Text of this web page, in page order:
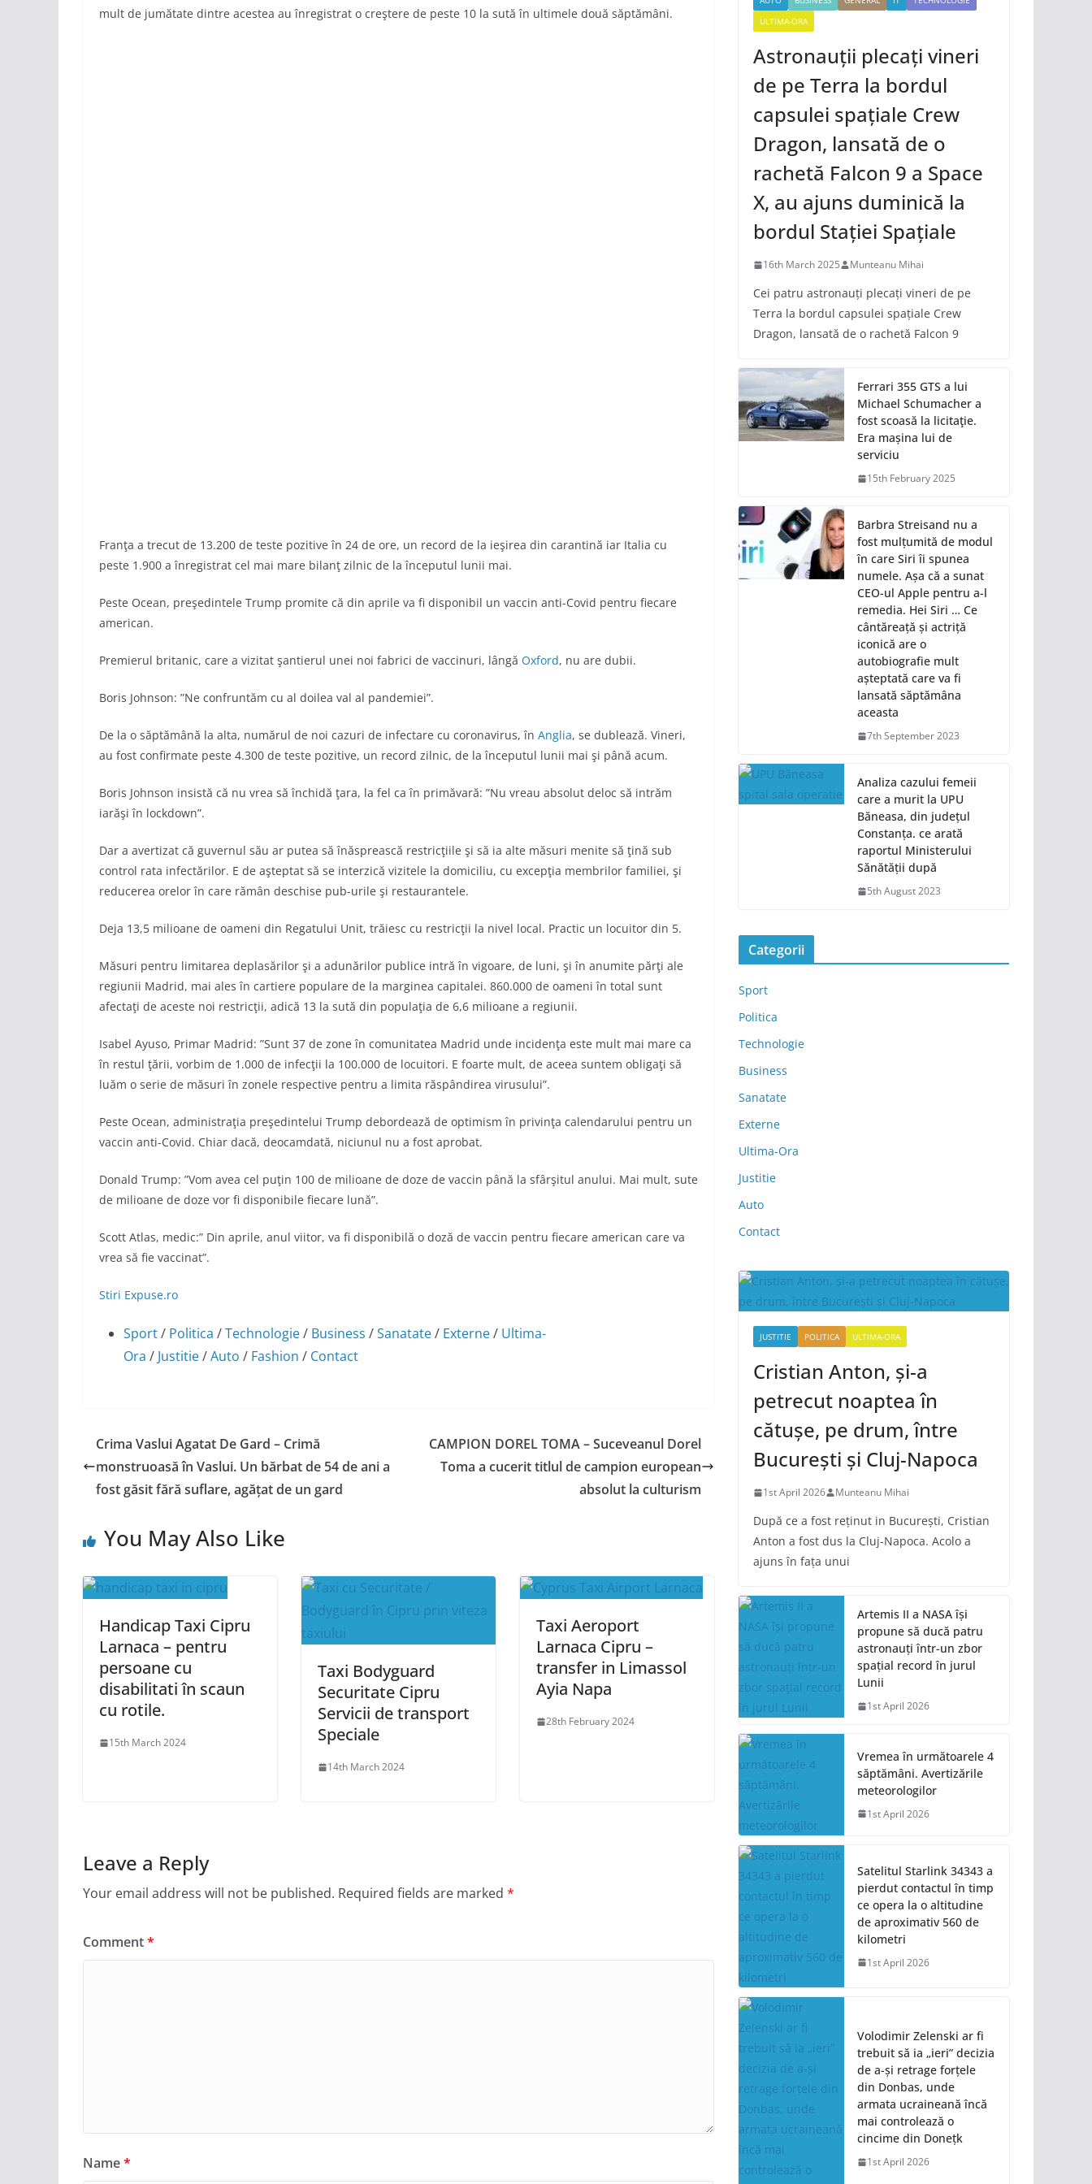
mult de jumătate dintre acestea au înregistrat o creştere de peste 10 la sută în ultimele două săptămâni.
Franţa a trecut de 13.200 de teste pozitive în 24 de ore, un record de la ieşirea din carantină iar Italia cu
peste 1.900 a înregistrat cel mai mare bilanţ zilnic de la începutul lunii mai.
Peste Ocean, preşedintele Trump promite că din aprile va fi disponibil un vaccin anti-Covid pentru fiecare
american.
Premierul britanic, care a vizitat şantierul unei noi fabrici de vaccinuri, lângă Oxford, nu are dubii.
Boris Johnson: ”Ne confruntăm cu al doilea val al pandemiei”.
De la o săptămână la alta, numărul de noi cazuri de infectare cu coronavirus, în Anglia, se dublează. Vineri,
au fost confirmate peste 4.300 de teste pozitive, un record zilnic, de la începutul lunii mai şi până acum.
Boris Johnson insistă că nu vrea să închidă ţara, la fel ca în primăvară: ”Nu vreau absolut deloc să intrăm
iarăşi în lockdown”.
Dar a avertizat că guvernul său ar putea să înăsprească restricţiile şi să ia alte măsuri menite să ţină sub
control rata infectărilor. E de aşteptat să se interzică vizitele la domiciliu, cu excepţia membrilor familiei, şi
reducerea orelor în care rămân deschise pub-urile şi restaurantele.
Deja 13,5 milioane de oameni din Regatului Unit, trăiesc cu restricţii la nivel local. Practic un locuitor din 5.
Măsuri pentru limitarea deplasărilor şi a adunărilor publice intră în vigoare, de luni, şi în anumite părţi ale
regiunii Madrid, mai ales în cartiere populare de la marginea capitalei. 860.000 de oameni în total sunt
afectaţi de aceste noi restricţii, adică 13 la sută din populaţia de 6,6 milioane a regiunii.
Isabel Ayuso, Primar Madrid: ”Sunt 37 de zone în comunitatea Madrid unde incidenţa este mult mai mare ca
în restul ţării, vorbim de 1.000 de infecţii la 100.000 de locuitori. E foarte mult, de aceea suntem obligaţi să
luăm o serie de măsuri în zonele respective pentru a limita răspândirea virusului”.
Peste Ocean, administraţia preşedintelui Trump debordează de optimism în privinţa calendarului pentru un
vaccin anti-Covid. Chiar dacă, deocamdată, niciunul nu a fost aprobat.
Donald Trump: ”Vom avea cel puţin 100 de milioane de doze de vaccin până la sfârşitul anului. Mai mult, sute
de milioane de doze vor fi disponibile fiecare lună”.
Scott Atlas, medic:” Din aprile, anul viitor, va fi disponibilă o doză de vaccin pentru fiecare american care va
vrea să fie vaccinat”.
Stiri Expuse.ro
Sport/ Politica /Technologie/ Business /Sanatate/ Externe/ Ultima-
Ora / Justitie/Auto / Fashion / Contact
Crima Vaslui Agatat De Gard – Crimă
monstruoasă în Vaslui. Un bărbat de 54 de ani a
fost găsit fără suflare, agățat de un gard
CAMPION DOREL TOMA – Suceveanul Dorel
Toma a cucerit titlul de campion european
absolut la culturism
You May Also Like
Handicap Taxi Cipru
Larnaca – pentru
persoane cu
disabilitati în scaun
cu rotile.
15th March 2024
Taxi Bodyguard
Securitate Cipru
Servicii de transport
Speciale
14th March 2024
Taxi Aeroport
Larnaca Cipru –
transfer in Limassol
Ayia Napa
28th February 2024
Leave a Reply
Your email address will not be published. Required fields are marked *
Comment*
Name*
ULTIMA-ORA
Astronauții plecați vineri
de pe Terra la bordul
capsulei spațiale Crew
Dragon, lansată de o
rachetă Falcon 9 a Space
X, au ajuns duminică la
bordul Stației Spațiale
16th March 2025 Munteanu Mihai
Cei patru astronauți plecați vineri de pe
Terra la bordul capsulei spațiale Crew
Dragon, lansată de o rachetă Falcon 9
Ferrari 355 GTS a lui
Michael Schumacher a
fost scoasă la licitaţie.
Era mașina lui de
serviciu
15th February 2025
Barbra Streisand nu a
fost mulțumită de modul
în care Siri îi spunea
numele. Așa că a sunat
CEO-ul Apple pentru a-l
remedia. Hei Siri … Ce
cântăreață și actriță
iconică are o
autobiografie mult
așteptată care va fi
lansată săptămâna
aceasta
7th September 2023
Analiza cazului femeii
care a murit la UPU
Băneasa, din județul
Constanța. ce arată
raportul Ministerului
Sănătății după
5th August 2023
Categorii
Sport
Politica
Technologie
Business
Sanatate
Externe
Ultima-Ora
Justitie
Auto
Contact
JUSTITIE POLITICA ULTIMA-ORA
Cristian Anton, și-a
petrecut noaptea în
cătușe, pe drum, între
București și Cluj-Napoca
1st April 2026 Munteanu Mihai
După ce a fost reținut in București, Cristian
Anton a fost dus la Cluj-Napoca. Acolo a
ajuns în fața unui
Artemis II a NASA își
propune să ducă patru
astronauți într-un zbor
spațial record în jurul
Lunii
1st April 2026
Vremea în următoarele 4
săptămâni. Avertizările
meteorologilor
1st April 2026
Satelitul Starlink 34343 a
pierdut contactul în timp
ce opera la o altitudine
de aproximativ 560 de
kilometri
1st April 2026
Volodimir Zelenski ar fi
trebuit să ia „ieri” decizia
de a-și retrage forțele
din Donbas, unde
armata ucraineană încă
mai controlează o
cincime din Donețk
1st April 2026